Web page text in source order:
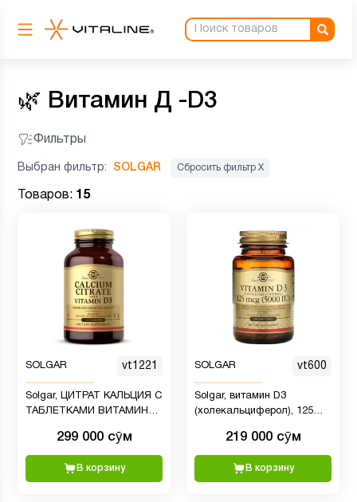
🌿 Витамин Д -D3
Фильтры
Выбран фильтр: SOLGAR Сбросить фильтр Х
Товаров: 15
SOLGAR vt1221
Solgar, ЦИТРАТ КАЛЬЦИЯ С
ТАБЛЕТКАМИ ВИТАМИНА
299 000 сӯм
В корзину
SOLGAR vt600
Solgar, витамин D3
(холекальциферол), 125
219 000 сӯм
В корзину